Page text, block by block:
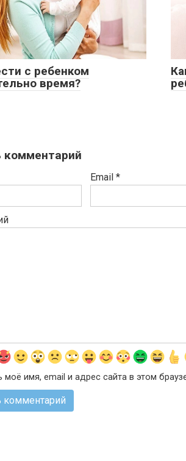
с ребенком
время?
комментарий
Email *
моё имя, email и адрес сайта в этом